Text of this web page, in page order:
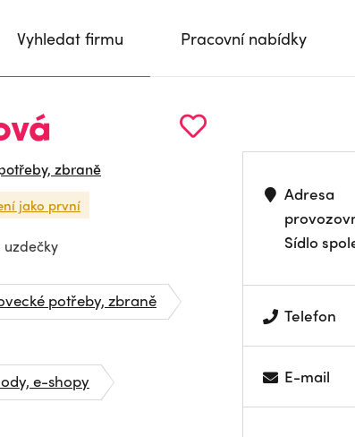
Vyhledat firmu Pracovní nabídky
zbraně
jako první
potřeby, zbraně
e-shopy
Adresa
Sídlo
Telefon
E-mail